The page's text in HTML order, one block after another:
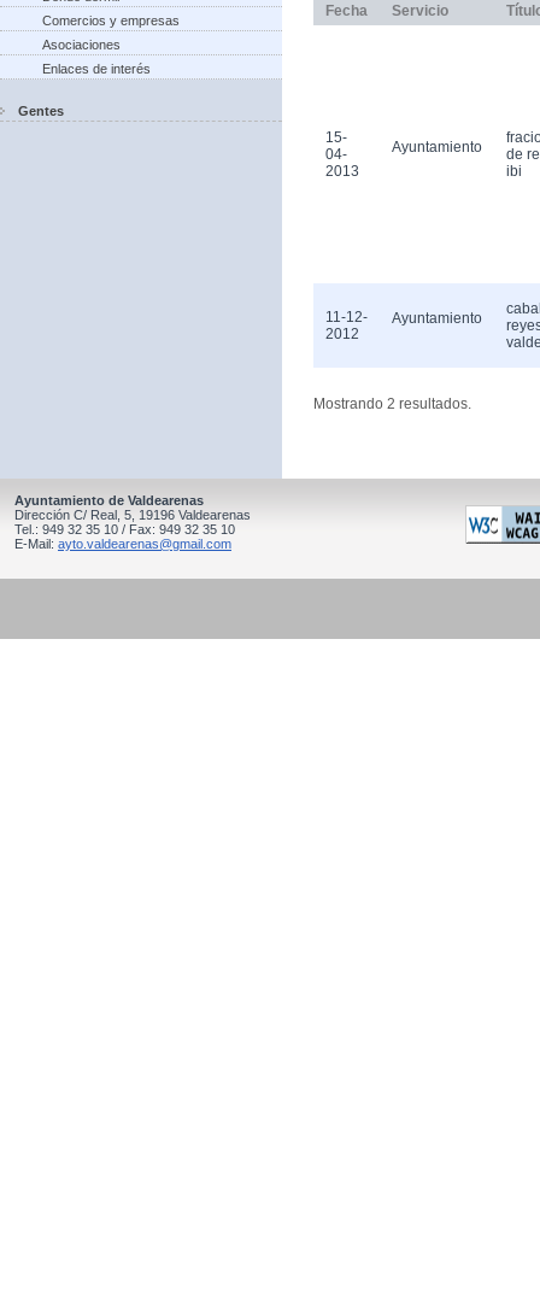
Comercios y empresas
Asociaciones
Enlaces de interés
Gentes
Fecha Servicio
15-
04-
2013
Ayuntamiento
de
ibi
11-12-
2012
Ayuntamiento
Mostrando 2 resultados.
Ayuntamiento de Valdearenas
Dirección C/ Real, 5, 19196 Valdearenas
Tel.: 949 32 35 10 / Fax: 949 32 35 10
E-Mail: ayto.valdearenas@gmail.com